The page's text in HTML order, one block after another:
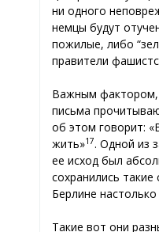
ни одного
немцы будут
пожилые, либо
правители
Важным фактором,
письма
об этом говорит:
жить»17. Одной из
ее исход был
сохранились
Берлине
Такие вот они